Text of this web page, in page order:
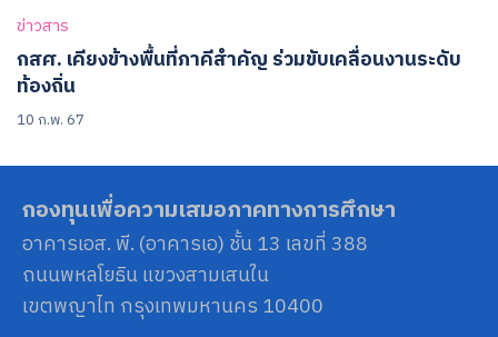
ข่าวสาร
กสศ. เคียงข้างพื้นที่ภาคีสำคัญ ร่วมขับเคลื่อนงานระดับ
ท้องถิ่น
10 ก.พ. 67
กองทุนเพื่อความเสมอภาคทางการศึกษา
อาคารเอส. พี. (อาคารเอ) ชั้น 13 เลขที่ 388
ถนนพหลโยธิน แขวงสามเสนใน
เขตพญาไท กรุงเทพมหานคร 10400